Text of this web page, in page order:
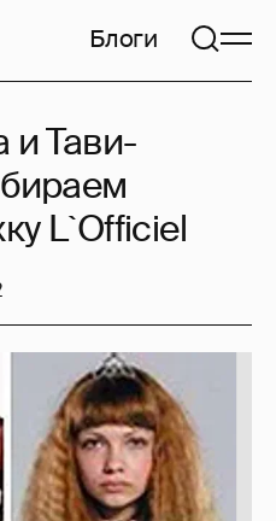
Блоги
и Тави-
L`Officiel